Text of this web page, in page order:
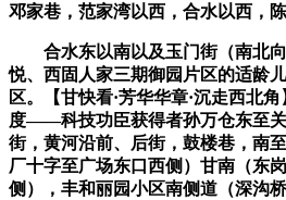
邓家巷，范家湾以西，合水以西，陈
合水东以南以及玉门街（南北向
悦、西固人家三期御园片区的适龄
区。【甘快看·芳华华章·沉走西北
度——科技功臣获得者孙万仓东至
街，黄河沿前、后街，鼓楼巷，南
厂十字至广场东口西侧）甘南（东
侧），丰和丽园小区南侧道（深沟